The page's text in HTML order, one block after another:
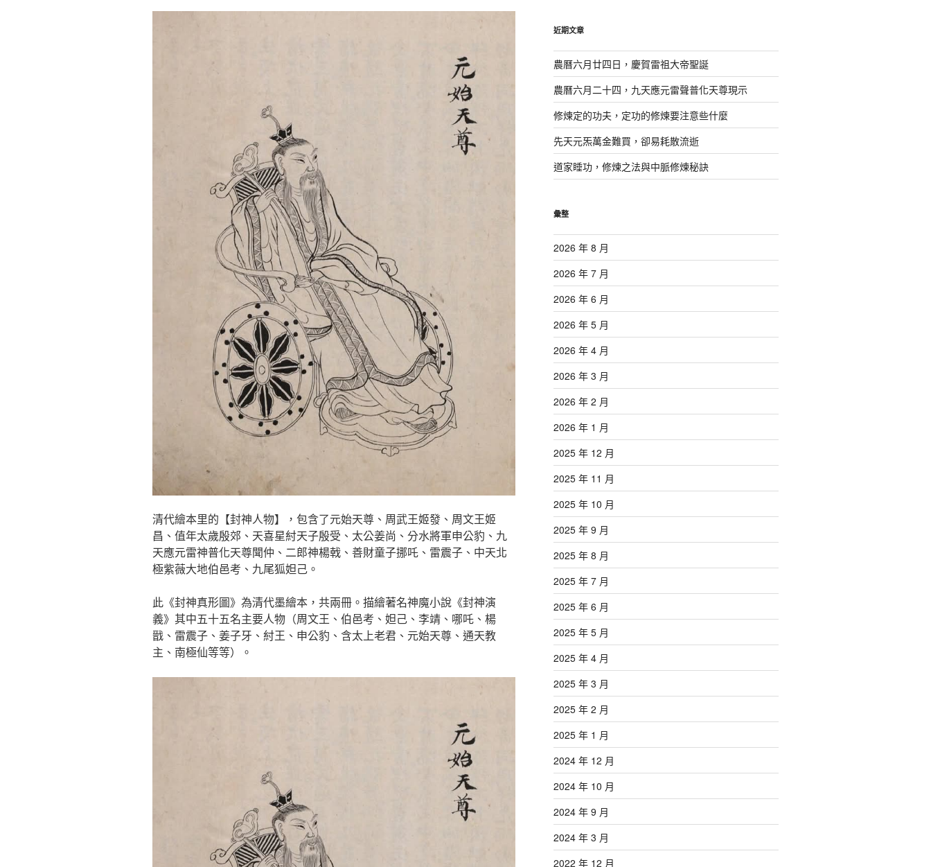
清代繪本里的【封神人物】，包含了元始天尊、周武王姬發、周文王姬
昌、值年太歲殷郊、天喜星紂天子殷受、太公姜尚、分水將軍申公豹、九
天應元雷神普化天尊聞仲、二郎神楊戟、善財童子挪吒、雷震子、中天北
極紫薇大地伯邑考、九尾狐妲己。
此《封神真形圖》為清代墨繪本，共兩冊。描繪著名神魔小說《封神演
義》其中五十五名主要人物（周文王、伯邑考、妲己、李靖、哪吒、楊
戩、雷震子、姜子牙、紂王、申公豹、含太上老君、元始天尊、通天教
主、南極仙等等）。
字:
近期文章
農曆六月廿四日，慶賀雷祖大帝聖誕
農曆六月二十四，九天應元雷聲普化天尊現示
修煉定的功夫，定功的修煉要注意些什麼
先天元炁萬金難買，卻易耗散流逝
道家睡功，修煉之法與中脈修煉秘訣
彙整
2026 年 8 月
2026 年 7 月
2026 年 6 月
2026 年 5 月
2026 年 4 月
2026 年 3 月
2026 年 2 月
2026 年 1 月
2025 年 12 月
2025 年 11 月
2025 年 10 月
2025 年 9 月
2025 年 8 月
2025 年 7 月
2025 年 6 月
2025 年 5 月
2025 年 4 月
2025 年 3 月
2025 年 2 月
2025 年 1 月
2024 年 12 月
2024 年 10 月
2024 年 9 月
2024 年 3 月
2022 年 12 月